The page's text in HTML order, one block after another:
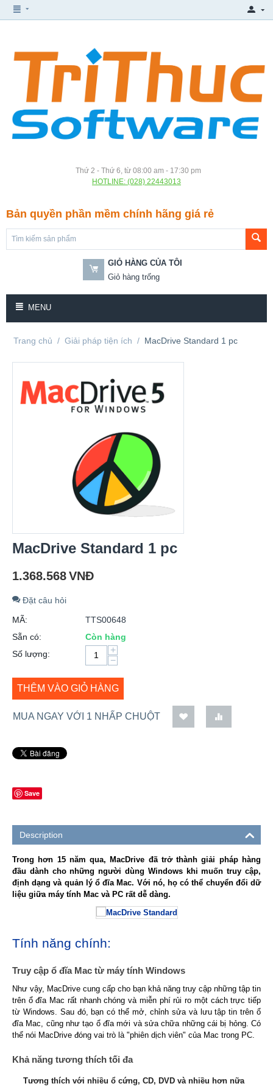
Thứ 2 - Thứ 6, từ 08:00 am - 17:30 pm
HOTLINE: (028) 22443013
Bản quyền phần mềm chính hãng giá rẻ
GIỎ HÀNG CỦA TÔI
Giỏ hàng trống
MENU
Trang chủ / Giải pháp tiện ích / MacDrive Standard 1 pc
MacDrive Standard 1 pc
1.368.568VNĐ
Đặt câu hỏi
MÃ:
TTS00648
Sẵn có:
Còn hàng
Số lượng:
+
−
THÊM VÀO GIỎ HÀNG
MUA NGAY VỚI 1 NHẤP CHUỘT
Save
Description
Trong hơn 15 năm qua, MacDrive đã trở thành giải pháp hàng
đầu dành cho những người dùng Windows khi muốn truy cập,
định dạng và quản lý ổ đĩa Mac. Với nó, họ có thể chuyển đổi dữ
liệu giữa máy tính Mac và PC rất dễ dàng.
Tính năng chính:
Truy cập ổ đĩa Mac từ máy tính Windows
Như vậy, MacDrive cung cấp cho bạn khả năng truy cập những tập tin
trên ổ đĩa Mac rất nhanh chóng và miễn phí rủi ro một cách trực tiếp
từ Windows. Sau đó, bạn có thể mở, chỉnh sửa và lưu tập tin trên ổ
đĩa Mac, cũng như tạo ổ đĩa mới và sửa chữa những cái bị hỏng. Có
thể nói MacDrive đóng vai trò là "phiên dịch viên" của Mac trong PC.
Khả năng tương thích tối đa
Tương thích với nhiều ổ cứng, CD, DVD và nhiều hơn nữa